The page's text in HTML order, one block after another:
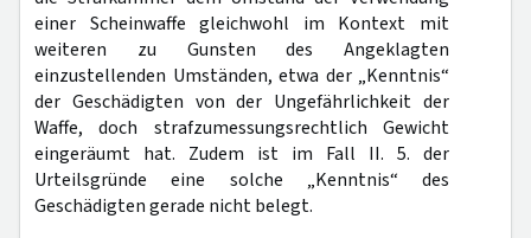
einer Scheinwaffe gleichwohl im Kontext mit
weiteren zu Gunsten des Angeklagten
einzustellenden Umständen, etwa der „Kenntnis“
der Geschädigten von der Ungefährlichkeit der
Waffe, doch strafzumessungsrechtlich Gewicht
eingeräumt hat. Zudem ist im Fall II. 5. der
Urteilsgründe eine solche „Kenntnis“ des
Geschädigten gerade nicht belegt.